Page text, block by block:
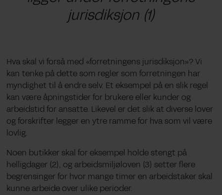
jurisdiksjon (1)
Hva skal vi forså med «forretningens jurisdiksjon»? Vi
kan tenke på dette som regler som forretningen har
myndighet til å endre selv. Et eksempel på en slik regel
kan være åpningstider for brukere eller kunder og
arbeidstid for ansatte. Likevel er det slik at diverse lover
og forskrifter legger en ytre ramme for hva som vil være
lovlig.
Noen butikker skal for eksempel holde stengt på
helligdager (2), og arbeidsmiljøloven (3) setter flere
begrensinger for hvor mange timer en arbeidstaker skal
kunne arbeide over ulike perioder.